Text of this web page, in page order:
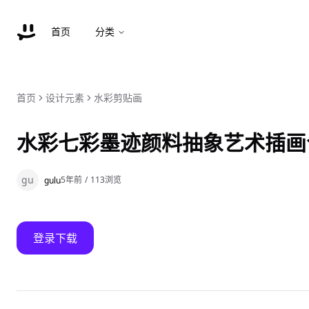
首页 分类
首页 设计元素 水彩剪贴画
水彩七彩墨迹颜料抽象艺术插
gu gulu5年前 / 113浏览
登录下载